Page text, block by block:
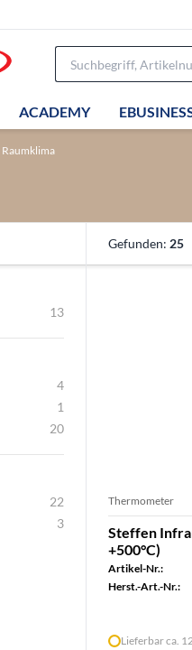
ACADEMY
Raumklima
13
4
1
20
22
3
Gefunden: 25
Thermometer
Steffen
+500°C)
Artikel-Nr.:
Herst.-Art.-Nr.:
Lieferbar ca.